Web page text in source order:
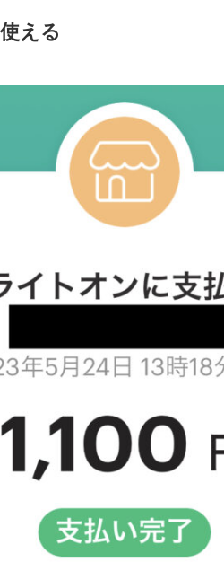
える